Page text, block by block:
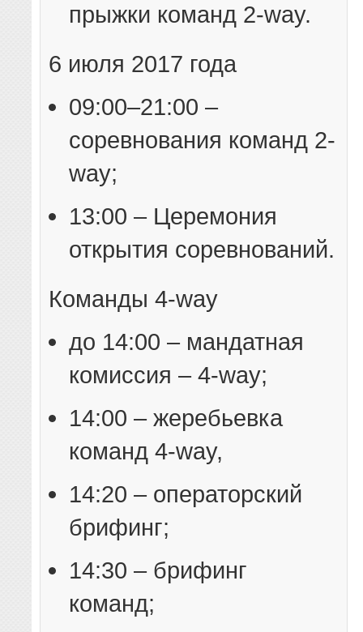
прыжки команд 2-way.
6 июля 2017 года
09:00–21:00 –
соревнования команд 2-
way;
13:00 – Церемония
открытия соревнований.
Команды 4-way
до 14:00 – мандатная
комиссия – 4-way;
14:00 – жеребьевка
команд 4-way,
14:20 – операторский
брифинг;
14:30 – брифинг
команд;